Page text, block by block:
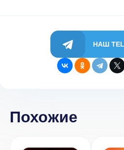
НАШ
Похожие